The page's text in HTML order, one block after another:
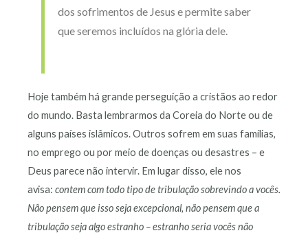
dos sofrimentos de Jesus e permite saber
que seremos incluídos na glória dele.
Hoje também há grande perseguição a cristãos ao redor
do mundo. Basta lembrarmos da Coreia do Norte ou de
alguns países islâmicos. Outros sofrem em suas famílias,
no emprego ou por meio de doenças ou desastres – e
Deus parece não intervir. Em lugar disso, ele nos
avisa: contem com todo tipo de tribulação sobrevindo a vocês.
Não pensem que isso seja excepcional, não pensem que a
tribulação seja algo estranho – estranho seria vocês não